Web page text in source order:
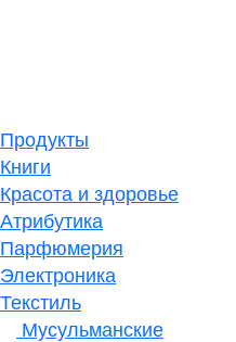
Продукты
Книги
Красота и здоровье
Атрибутика
Парфюмерия
Электроника
Текстиль
Мусульманские